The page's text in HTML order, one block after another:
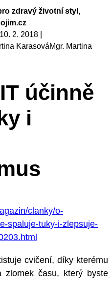
zdravý životní styl,
10. 2. 2018
Mgr. Martina
účinně
i
clanky/o-
spaluje-tuky-i-zlepsuje-
cvičení, díky kterému
času, který byste